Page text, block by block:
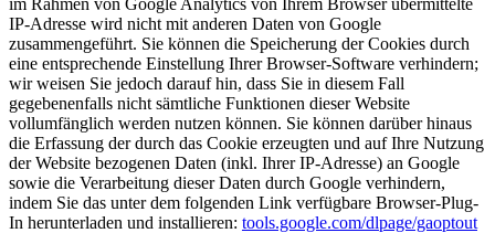
IP-Adresse wird nicht mit anderen Daten von Google
zusammengeführt. Sie können die Speicherung der Cookies durch
eine entsprechende Einstellung Ihrer Browser-Software verhindern;
wir weisen Sie jedoch darauf hin, dass Sie in diesem Fall
gegebenenfalls nicht sämtliche Funktionen dieser Website
vollumfänglich werden nutzen können. Sie können darüber hinaus
die Erfassung der durch das Cookie erzeugten und auf Ihre Nutzung
der Website bezogenen Daten (inkl. Ihrer IP-Adresse) an Google
sowie die Verarbeitung dieser Daten durch Google verhindern,
indem Sie das unter dem folgenden Link verfügbare Browser-Plug-
In herunterladen und installieren: tools.google.com/dlpage/gaoptout